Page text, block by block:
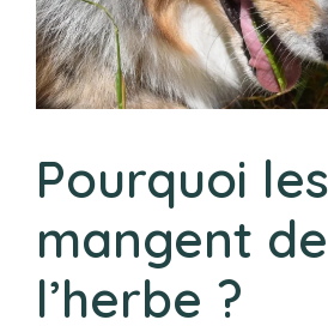
Pourquoi
mangent de
l’herbe ?